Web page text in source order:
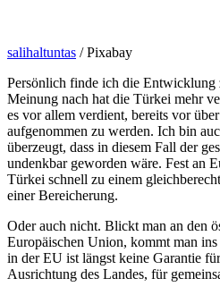
salihaltuntas / Pixabay
Persönlich finde ich die
Meinung nach hat die Türkei mehr
es vor allem verdient, bereits vor
aufgenommen zu werden. Ich bin
überzeugt, dass in diesem Fall der
undenkbar geworden wäre. Fest an
Türkei schnell zu einem
einer Bereicherung.
Oder auch nicht. Blickt man an den
Europäischen Union, kommt man
in der EU ist längst keine Garantie
Ausrichtung des Landes, für